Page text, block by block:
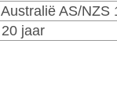
Australië AS/NZS
20 jaar